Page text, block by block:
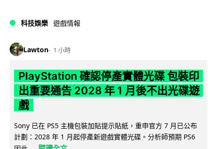
科技娛樂 遊戲情報
Lawton 1 小時
PlayStation 確認停產實體光碟 包裝印
出重要通告 2028 年 1 月後不出光碟遊
戲
Sony 已在 PS5 主機包裝加貼提示貼紙，重申官方 7 月已公布
計劃：2028 年 1 月起停產新遊戲實體光碟。分析師預期 PS6